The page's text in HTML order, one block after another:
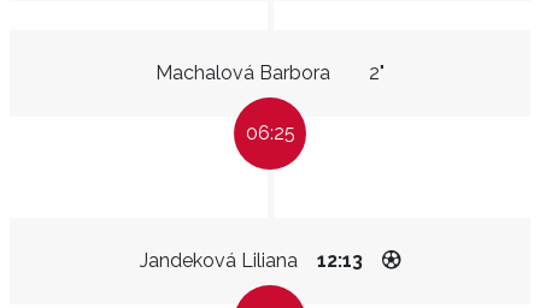
Machalová Barbora 2"
06:25
Jandeková Liliana 12:13